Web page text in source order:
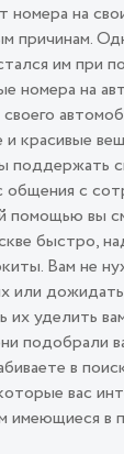
на
причинам.
им при
номера на
красивые
поддержать
общения с
помощью вы
быстро,
Вам не
или
их уделить
подобрали
в
вас
имеющиеся в